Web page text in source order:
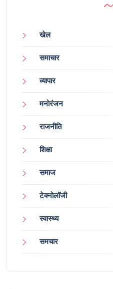
खेल
समाचार
व्यापार
मनोरंजन
राजनीति
शिक्षा
समाज
टेक्नोलॉजी
स्वास्थ्य
समचार